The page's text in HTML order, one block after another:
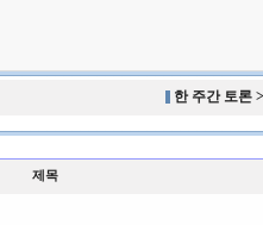
한 주간 토론
제목